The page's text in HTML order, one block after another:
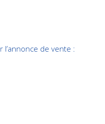
de vente :